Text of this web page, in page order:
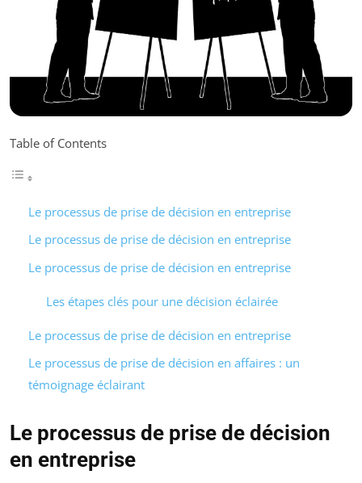
Table of Contents
Le processus de prise de décision en entreprise
Le processus de prise de décision en entreprise
Le processus de prise de décision en entreprise
Les étapes clés pour une décision éclairée
Le processus de prise de décision en entreprise
Le processus de prise de décision en affaires : un
témoignage éclairant
Le processus de prise de décision
en entreprise